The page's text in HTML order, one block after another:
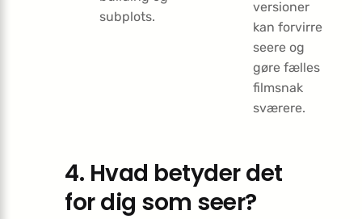
subplots.
versioner
kan forvirre
seere og
gøre fælles
filmsnak
sværere.
4. Hvad betyder det
for dig som seer?